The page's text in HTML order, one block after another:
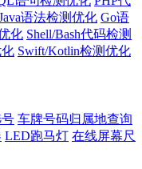
语法检测优化 Go语
化 Shell/Bash代码检测
Swift/Kotlin检测优化
车牌号码归属地查询
LED跑马灯 在线屏幕尺